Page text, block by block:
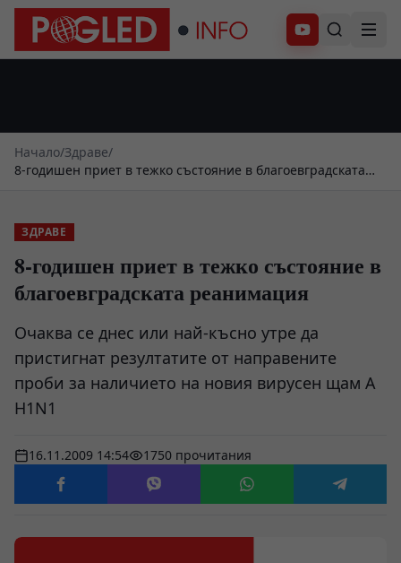
Абонирай се
Начало/Здраве/
8-годишен приет в тежко състояние в благоевградската
ЗДРАВЕ
8-годишен приет в тежко състояние в
благоевградската реанимация
Очаква се днес или най-късно утре да
пристигнат резултатите от направените
проби за наличието на новия вирусен щам A
H1N1
16.11.2009 14:54 1750 прочитания